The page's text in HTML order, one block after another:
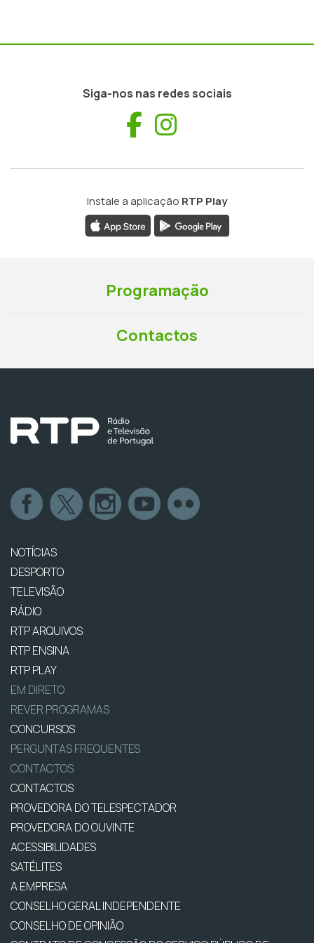
Siga-nos nas redes sociais
Facebook
Instale a aplicação RTP Play
Programação
Contactos
NOTÍCIAS
DESPORTO
TELEVISÃO
RÁDIO
RTP ARQUIVOS
RTP ENSINA
RTP PLAY
EM DIRETO
REVER PROGRAMAS
CONCURSOS
PERGUNTAS FREQUENTES
CONTACTOS
CONTACTOS
PROVEDORA DO TELESPECTADOR
PROVEDORA DO OUVINTE
ACESSIBILIDADES
SATÉLITES
A EMPRESA
CONSELHO GERAL INDEPENDENTE
CONSELHO DE OPINIÃO